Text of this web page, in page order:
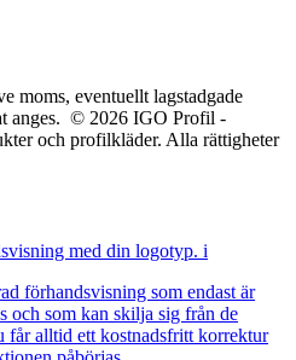
moms, eventuellt lagstadgade
anges. © 2026 IGO Profil -
och profilkläder. Alla rättigheter
med din logotyp. i
förhandsvisning som endast är
och som kan skilja sig från de
alltid ett kostnadsfritt korrektur